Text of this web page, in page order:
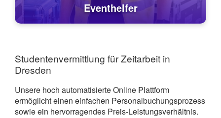
Eventhelfer
Studentenvermittlung für Zeitarbeit in
Dresden
Unsere hoch automatisierte Online Plattform
ermöglicht einen einfachen Personalbuchungsprozess
sowie ein hervorragendes Preis-Leistungsverhältnis.